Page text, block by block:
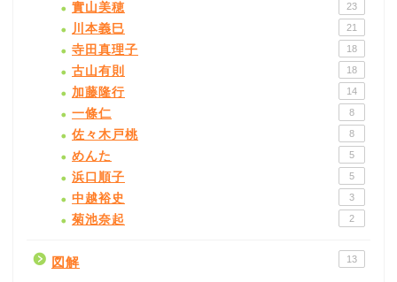
實山美穂 23
川本義巳 21
寺田真理子 18
古山有則 18
加藤隆行 14
一條仁 8
佐々木戸桃 8
めんた 5
浜口順子 5
中越裕史 3
菊池奈起 2
図解 13